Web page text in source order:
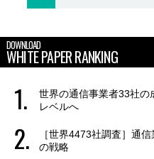
DOWNLOAD
WHITE PAPER RANKING
世界の通信事業者33社の
レベルへ
［世界4473社調査］通
の戦略